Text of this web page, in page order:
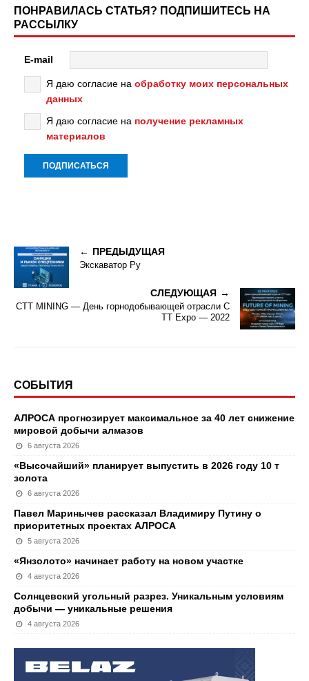
ПОНРАВИЛАСЬ СТАТЬЯ? ПОДПИШИТЕСЬ НА
РАССЫЛКУ
E-mail
Я даю согласие на обработку моих персональных
данных
Я даю согласие на получение рекламных
материалов
ПРЕДЫДУЩАЯ
Экскаватор Ру
СЛЕДУЮЩАЯ
CTT MINING — День горнодобывающей отрасли C
TT Expo — 2022
СОБЫТИЯ
АЛРОСА прогнозирует максимальное за 40 лет снижение
мировой добычи алмазов
6 августа 2026
«Высочайший» планирует выпустить в 2026 году 10 т
золота
6 августа 2026
Павел Маринычев рассказал Владимиру Путину о
приоритетных проектах АЛРОСА
5 августа 2026
«Янзолото» начинает работу на новом участке
4 августа 2026
Солнцевский угольный разрез. Уникальным условиям
добычи — уникальные решения
4 августа 2026